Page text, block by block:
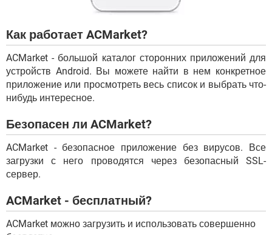
Как работает ACMarket?
ACMarket - большой каталог сторонних приложений для
устройств Android. Вы можете найти в нем конкретное
приложение или просмотреть весь список и выбрать что-
нибудь интересное.
Безопасен ли ACMarket?
ACMarket - безопасное приложение без вирусов. Все
загрузки с него проводятся через безопасный SSL-
сервер.
ACMarket - бесплатный?
ACMarket можно загрузить и использовать совершенно